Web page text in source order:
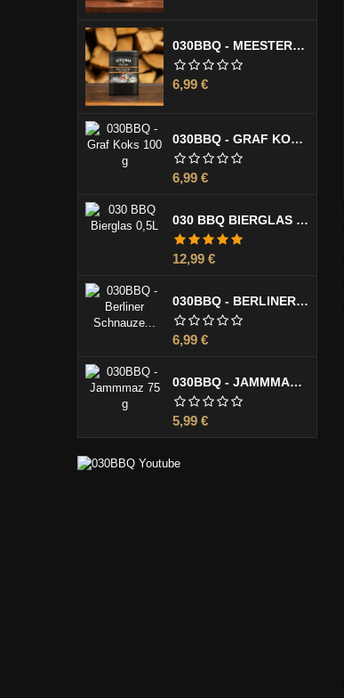
030BBQ - MEESTERMISCHE 130 G
Preis
6,99 €
030BBQ - GRAF KOKS 100 G
Preis
6,99 €
030 BBQ BIERGLAS 0,5L
Preis
12,99 €
030BBQ - BERLINER SCHNAUZE 100 G
Preis
6,99 €
030BBQ - JAMMMAZ 75 G
Preis
5,99 €